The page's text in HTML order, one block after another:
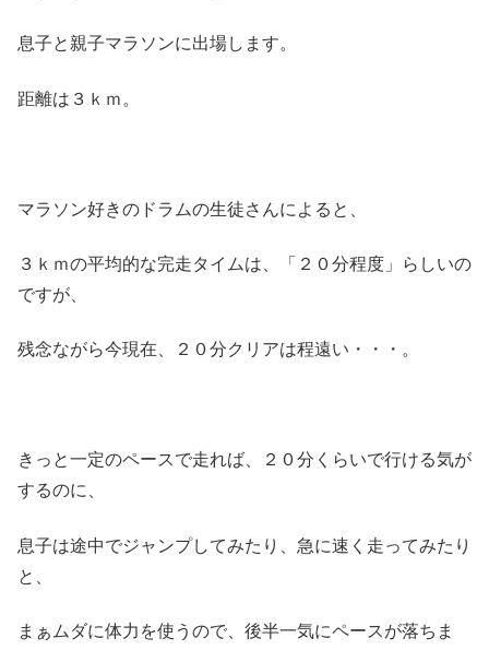
息子と親子マラソンに出場します。
距離は３ｋｍ。
マラソン好きのドラムの生徒さんによると、
３ｋｍの平均的な完走タイムは、「２０分程度」らしいの
ですが、
残念ながら今現在、２０分クリアは程遠い・・・。
きっと一定のペースで走れば、２０分くらいで行ける気が
するのに、
息子は途中でジャンプしてみたり、急に速く走ってみたり
と、
まぁムダに体力を使うので、後半一気にペースが落ちま